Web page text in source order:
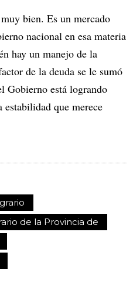
bien. Es un mercado
nacional en esa materia
hay un manejo de la
de la deuda se le sumó
Gobierno está logrando
estabilidad que merece
de la Provincia de